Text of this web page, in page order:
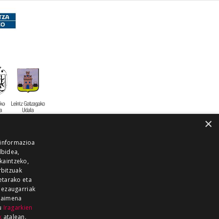
×
eta
Iragarkien
atalean.